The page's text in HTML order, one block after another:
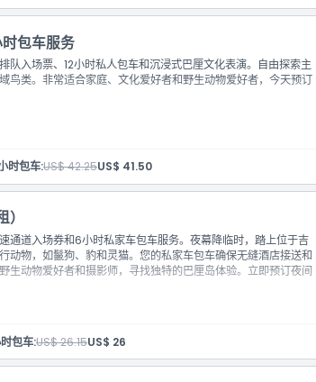
供应情况及维护适当的CHSE（清洁、健康、安全、环境可持续
多名巴厘岛舞者和音乐家）
，邂逅多种动物，甚至是濒危物种
乌鲁瓦图、金巴兰、萨努尔、乌布和塔纳洛特
包车服务
队入场票、12小时私人包车和沉浸式巴厘文化表演。自由探索主
鸟类。非常适合家庭、文化爱好者和野生动物爱好者，今天预订
和音乐家的壮观文化表演）
各种动物，甚至包括濒危物种
、乌鲁瓦图、金巴兰、沙努尔、乌布和塔纳洛特。请在结账页告
时包车:US$ 42.25US$ 41.50
通道入场券和6小时私家车包车服务。夜幕降临时，踏上位于吉
动物，如鬣狗、豹和灵猫。您的私家车包车确保无缝酒店接送和
生动物爱好者和摄影师，寻找独特的巴厘岛体验。立即预订夜间
物园之旅
包车:US$ 26.15US$ 26